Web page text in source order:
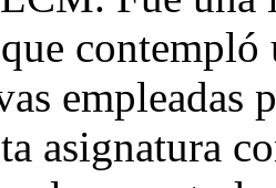
contempló
empleadas
asignatura